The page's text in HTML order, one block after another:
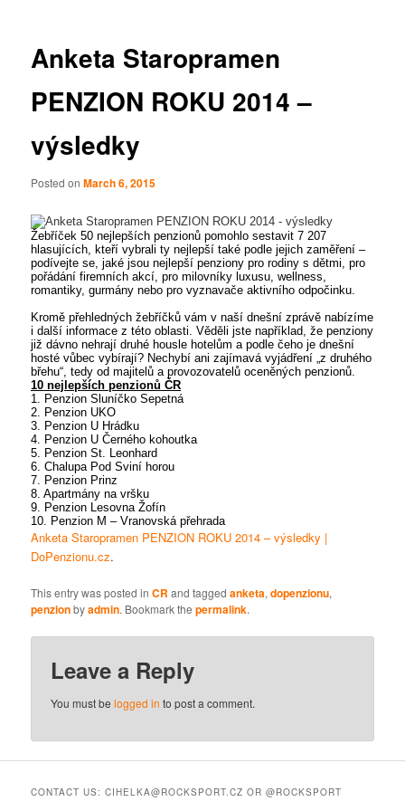
Anketa Staropramen
PENZION ROKU 2014 –
výsledky
Posted onMarch 6, 2015
Žebříček 50 nejlepších penzionů pomohlo sestavit 7 207
hlasujících, kteří vybrali ty nejlepší také podle jejich zaměření –
podívejte se, jaké jsou nejlepší penziony pro rodiny s dětmi, pro
pořádání firemních akcí, pro milovníky luxusu, wellness,
romantiky, gurmány nebo pro vyznavače aktivního odpočinku.
Kromě přehledných žebříčků vám v naší dnešní zprávě nabízíme
i další informace z této oblasti. Věděli jste například, že penziony
již dávno nehrají druhé housle hotelům a podle čeho je dnešní
hosté vůbec vybírají? Nechybí ani zajímavá vyjádření „z druhého
břehu“, tedy od majitelů a provozovatelů oceněných penzionů.
10 nejlepších penzionů ČR
1. Penzion Sluníčko Sepetná
2. Penzion UKO
3. Penzion U Hrádku
4. Penzion U Černého kohoutka
5. Penzion St. Leonhard
6. Chalupa Pod Sviní horou
7. Penzion Prinz
8. Apartmány na vršku
9. Penzion Lesovna Žofín
10. Penzion M – Vranovská přehrada
Anketa Staropramen PENZION ROKU 2014 – výsledky |
DoPenzionu.cz.
This entry was posted inCR and taggedanketa,dopenzionu,
penzionbyadmin. Bookmark thepermalink.
Leave a Reply
You must belogged in to post a comment.
CONTACT US: CIHELKA@ROCKSPORT.CZ OR @ROCKSPORT